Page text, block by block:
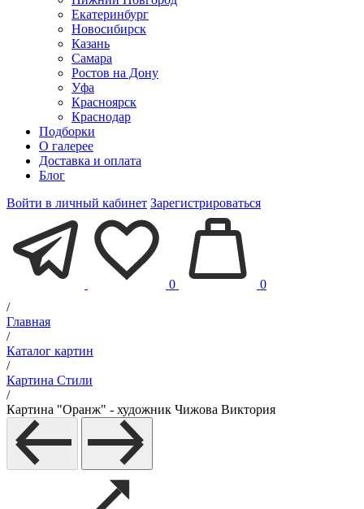
Екатеринбург
Новосибирск
Казань
Самара
Ростов на Дону
Уфа
Красноярск
Краснодар
Подборки
О галерее
Доставка и оплата
Блог
Войти в личный кабинет Зарегистрироваться
0
0
/
Главная
/
Каталог картин
/
Картина Стили
/
Картина "Оранж" - художник Чижова Виктория